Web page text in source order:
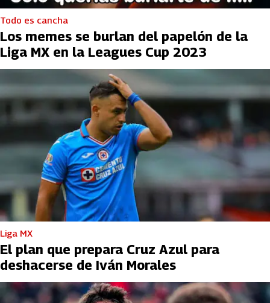
Todo es cancha
Los memes se burlan del papelón de la
Liga MX en la Leagues Cup 2023
Liga MX
El plan que prepara Cruz Azul para
deshacerse de Iván Morales